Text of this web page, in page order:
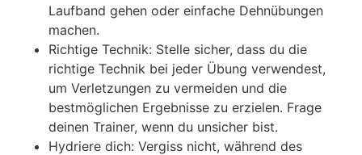
Laufband gehen oder einfache Dehnübungen
machen.
Richtige Technik: Stelle sicher, dass du die
richtige Technik bei jeder Übung verwendest,
um Verletzungen zu vermeiden und die
bestmöglichen Ergebnisse zu erzielen. Frage
deinen Trainer, wenn du unsicher bist.
Hydriere dich: Vergiss nicht, während des